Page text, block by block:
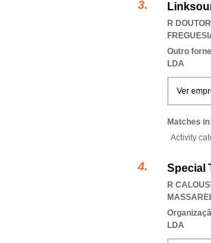
R
Outro
LDA
Ver
Matches
Activity
Special
R
LDA